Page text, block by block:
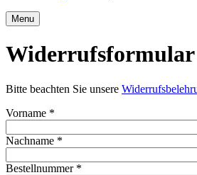
Menu
Widerrufsformular
Bitte beachten Sie unsere
Vorname *
Nachname *
Bestellnummer *